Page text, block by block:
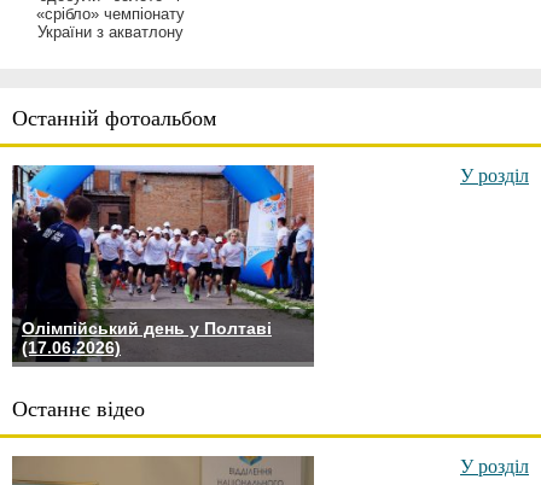
Останній фотоальбом
Олімпійський день у Полтаві
(17.06.2026)
У розділ
Останнє відео
У розділ
«срібло» чемпіонату
України з акватлону